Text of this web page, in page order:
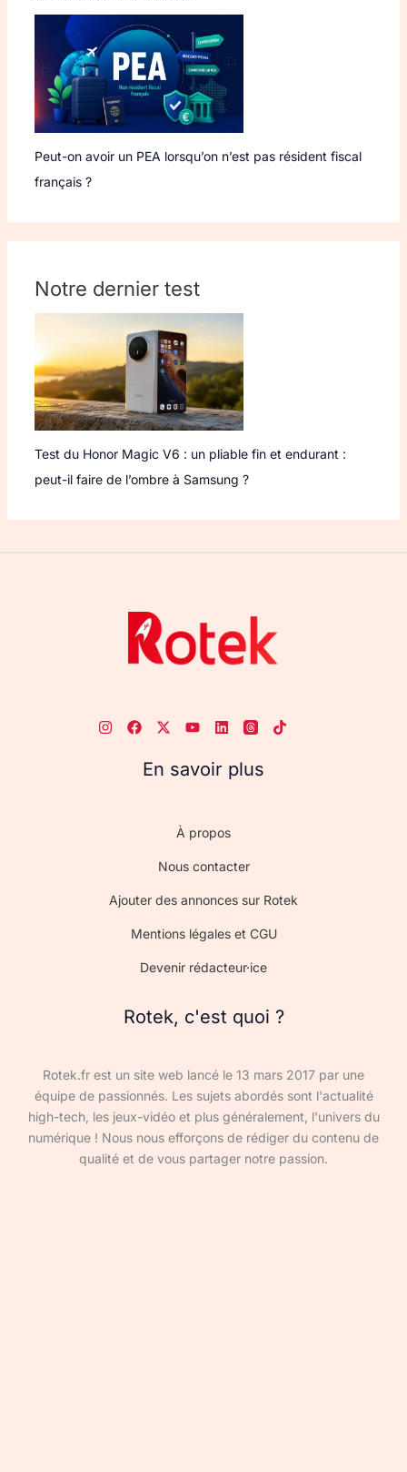
Peut-on avoir un PEA lorsqu’on n’est pas résident fiscal
français ?
Notre dernier test
Test du Honor Magic V6 : un pliable fin et endurant :
peut-il faire de l’ombre à Samsung ?
En savoir plus
À propos
Nous contacter
Ajouter des annonces sur Rotek
Mentions légales et CGU
Devenir rédacteur·ice
Rotek, c'est quoi ?
Rotek.fr est un site web lancé le 13 mars 2017 par une
équipe de passionnés. Les sujets abordés sont l'actualité
high-tech, les jeux-vidéo et plus généralement, l'univers du
numérique ! Nous nous efforçons de rédiger du contenu de
qualité et de vous partager notre passion.